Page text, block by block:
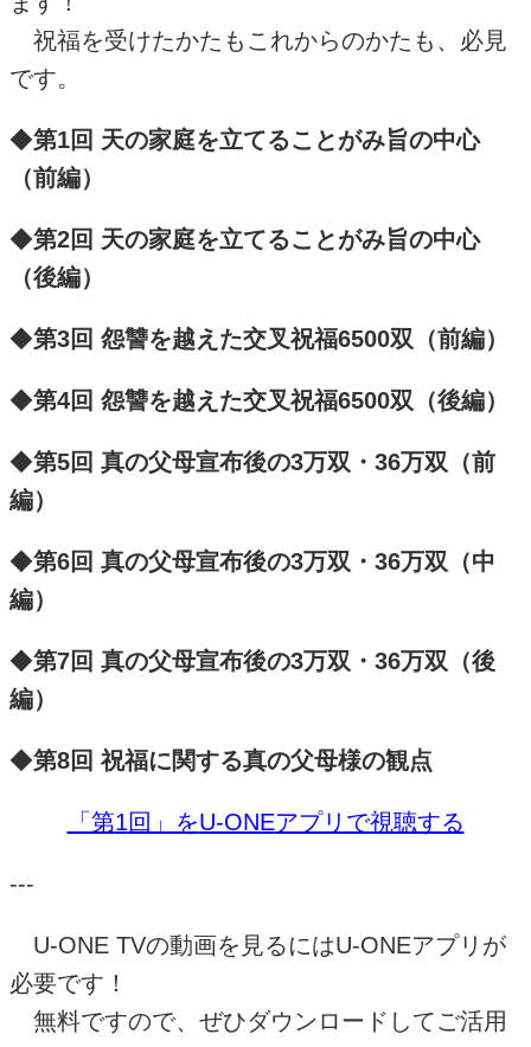
祝福を受けたかたもこれからのかたも、必見
です。
◆第1回 天の家庭を立てることがみ旨の中心
（前編）
◆第2回 天の家庭を立てることがみ旨の中心
（後編）
◆第3回 怨讐を越えた交叉祝福6500双（前編）
◆第4回 怨讐を越えた交叉祝福6500双（後編）
◆第5回 真の父母宣布後の3万双・36万双（前
編）
◆第6回 真の父母宣布後の3万双・36万双（中
編）
◆第7回 真の父母宣布後の3万双・36万双（後
編）
◆第8回 祝福に関する真の父母様の観点
「第1回」をU-ONEアプリで視聴する
---
U-ONE TVの動画を見るにはU-ONEアプリが
必要です！
無料ですので、ぜひダウンロードしてご活用